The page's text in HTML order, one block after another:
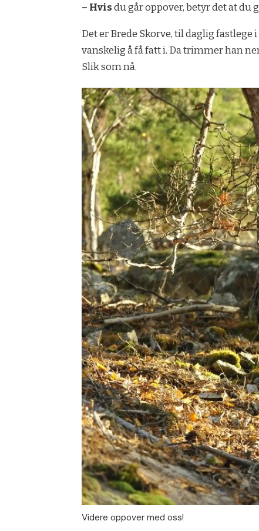
– Hvisdu går oppover, betyr det at du
Det er Brede Skorve, til daglig
vanskelig å få fatt i. Da trimmer han
Slik som nå.
Videre oppover med oss!